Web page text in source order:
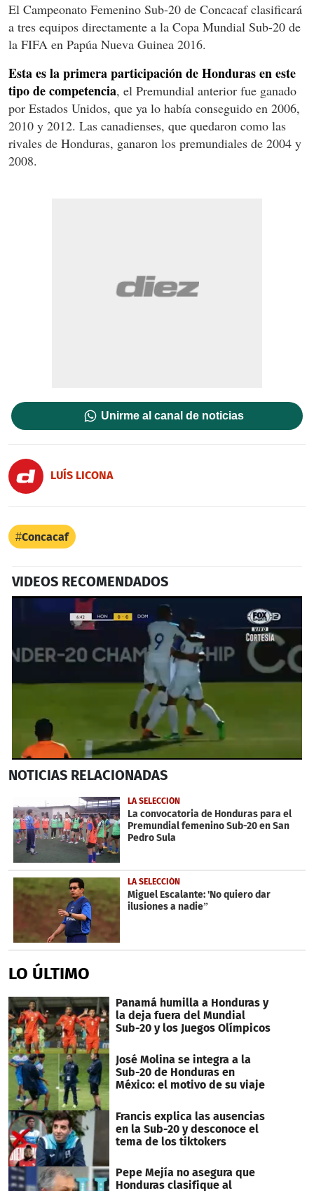
El Campeonato Femenino Sub-20 de Concacaf clasificará
a tres equipos directamente a la Copa Mundial Sub-20 de
la FIFA en Papúa Nueva Guinea 2016.
Esta es la primera participación de Honduras en este
tipo de competencia, el Premundial anterior fue ganado
por Estados Unidos, que ya lo había conseguido en 2006,
2010 y 2012. Las canadienses, que quedaron como las
rivales de Honduras, ganaron los premundiales de 2004 y
2008.
Unirme al canal de noticias
LUÍS LICONA
Concacaf
VIDEOS RECOMENDADOS
seconds
minutes,
6
seconds
NOTICIAS RELACIONADAS
LA SELECCIÓN
La convocatoria de Honduras para el
Premundial femenino Sub-20 en San
Pedro Sula
LA SELECCIÓN
Miguel Escalante: 'No quiero dar
ilusiones a nadie”
LO ÚLTIMO
Panamá humilla a Honduras y
la deja fuera del Mundial
Sub-20 y los Juegos Olímpicos
José Molina se integra a la
Sub-20 de Honduras en
México: el motivo de su viaje
Francis explica las ausencias
en la Sub-20 y desconoce el
tema de los tiktokers
Pepe Mejía no asegura que
Honduras clasifique al